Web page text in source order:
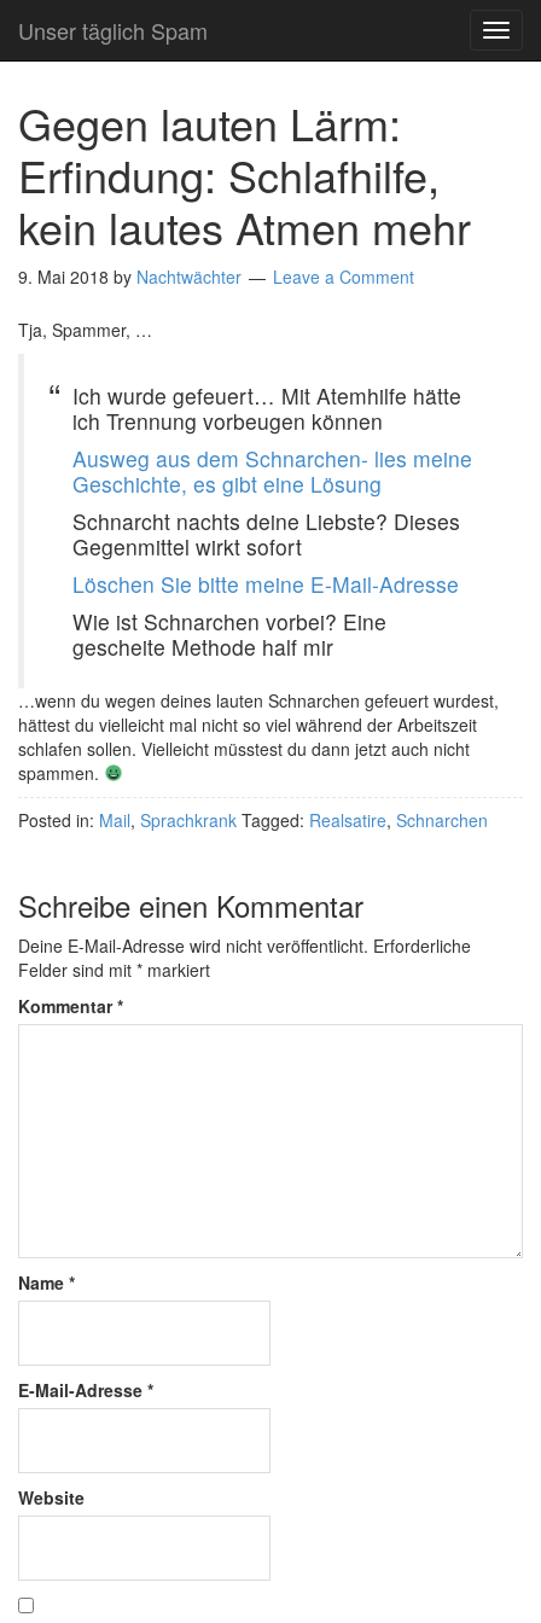
Unser täglich Spam
Gegen lauten Lärm:
Erfindung: Schlafhilfe,
kein lautes Atmen mehr
9. Mai 2018 by Nachtwächter Leave a Comment
Tja, Spammer, …
Ich wurde gefeuert… Mit Atemhilfe hätte
ich Trennung vorbeugen können
Ausweg aus dem Schnarchen- lies meine
Geschichte, es gibt eine Lösung
Schnarcht nachts deine Liebste? Dieses
Gegenmittel wirkt sofort
Löschen Sie bitte meine E-Mail-Adresse
Wie ist Schnarchen vorbei? Eine
gescheite Methode half mir
…wenn du wegen deines lauten Schnarchen gefeuert wurdest,
hättest du vielleicht mal nicht so viel während der Arbeitszeit
schlafen sollen. Vielleicht müsstest du dann jetzt auch nicht
spammen.
Posted in: Mail, Sprachkrank Tagged: Realsatire, Schnarchen
Schreibe einen Kommentar
Deine E-Mail-Adresse wird nicht veröffentlicht. Erforderliche
Felder sind mit * markiert
Kommentar*
Name *
E-Mail-Adresse *
Website